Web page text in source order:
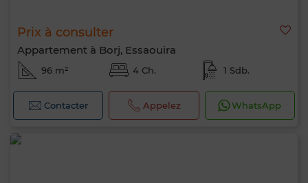
Prix à consulter
Appartement à Borj, Essaouira
96 m² 4 Ch. 1 Sdb.
Contacter Appelez WhatsApp